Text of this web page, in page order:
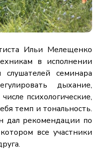
Ильи Мелещенко
в исполнении
семинара
дыхание,
психологические,
темп и тональность.
дал рекомендации по
все участники